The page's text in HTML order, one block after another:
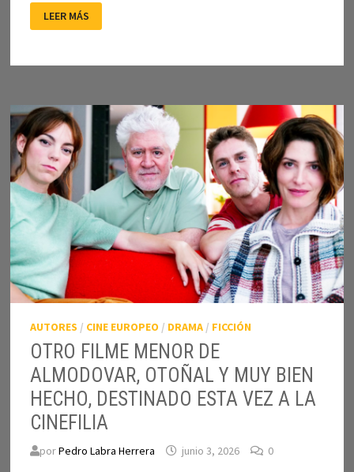
VELOS
Y
DESVELOS
SATRAPI
LEER MÁS
AUTORES / CINE EUROPEO / DRAMA/ FICCIÓN
OTRO FILME MENOR DE
ALMODOVAR, OTOÑAL Y MUY BIEN
HECHO, DESTINADO ESTA VEZ A LA
CINEFILIA
porPedro Labra Herrera junio 3, 2026 0